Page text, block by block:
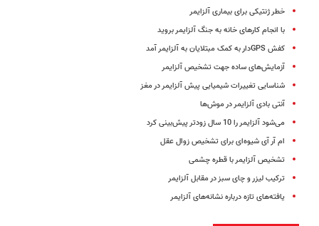
خطر ژنتیکی برای بیماری آلزایمر
با انجام کارهای خانه به جنگ آلزایمر بروید
کفش GPSدار به کمک مبتلایان به آلزایمر آمد
آزمایش‌های ساده جهت تشخیص آلزایمر
شناسایی تغییرات شیمیایی پیش آلزایمر در مغز
آنتی بادی آلزایمر در موش‌ها
می‌شود آلزایمر را 10 سال زودتر پیش‌بینی کرد
ام آر آی شیوه‌ای برای تشخیص زوال عقل
تشخیص آلزایمر با قطره چشمی
ترکیب لیزر و چای سبز در مقابل آلزایمر
یافته‌های تازه درباره نشانه‌های آلزایمر